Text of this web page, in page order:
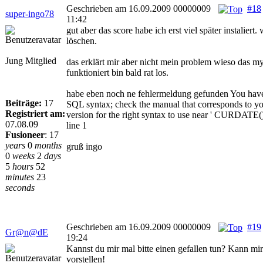
super-ingo78
#18
Geschrieben am 16.09.2009 00000009
11:42
Jung Mitglied
Beiträge: 17
Registriert am:
07.08.09
Fusioneer: 17
years 0 months
0 weeks 2 days
5 hours 52
minutes 23
seconds
gut aber das score habe ich erst viel später instaliert.
löschen.
das erklärt mir aber nicht mein problem wieso das
funktioniert bin bald rat los.
habe eben noch ne fehlermeldung gefunden You
SQL syntax; check the manual that corresponds to
version for the right syntax to use near '
line 1
gruß ingo
Gr@n@dE
#19
Geschrieben am 16.09.2009 00000009
19:24
Kannst du mir mal bitte einen gefallen tun? Kann
vorstellen!